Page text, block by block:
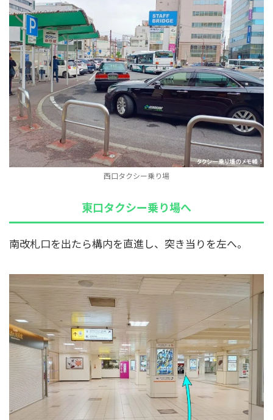
西口タクシー乗り場
東口タクシー乗り場へ
南改札口を出たら構内を直進し、突き当りを左へ。